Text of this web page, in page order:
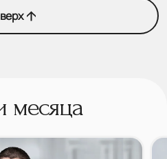
месяца